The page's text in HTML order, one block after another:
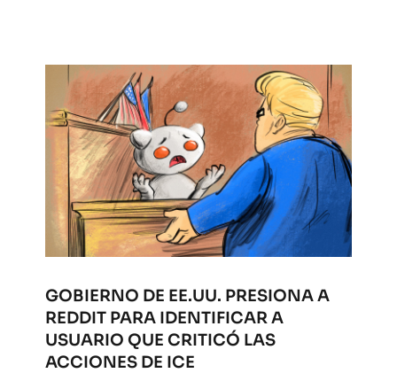
GOBIERNO DE EE.UU. PRESIONA A
REDDIT PARA IDENTIFICAR A
USUARIO QUE CRITICÓ LAS
ACCIONES DE ICE